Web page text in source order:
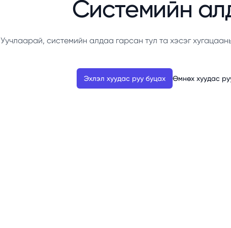
Системийн
Уучлаарай, системийн алдаа гарсан тул та хэсэг
Эхлэл хуудас руу буцах Өмнөх хуудас